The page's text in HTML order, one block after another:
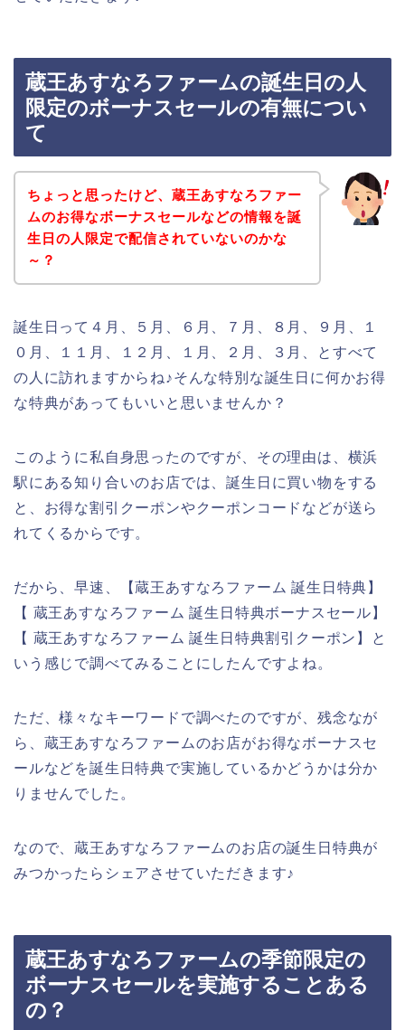
蔵王あすなろファームの誕生日の人
限定のボーナスセールの有無につい
て
ちょっと思ったけど、蔵王あすなろファー
ムのお得なボーナスセールなどの情報を誕
生日の人限定で配信されていないのかな
～？
誕生日って４月、５月、６月、７月、８月、９月、１
０月、１１月、１２月、１月、２月、３月、とすべて
の人に訪れますからね♪そんな特別な誕生日に何かお得
な特典があってもいいと思いませんか？
このように私自身思ったのですが、その理由は、横浜
駅にある知り合いのお店では、誕生日に買い物をする
と、お得な割引クーポンやクーポンコードなどが送ら
れてくるからです。
だから、早速、【蔵王あすなろファーム 誕生日特典】
【 蔵王あすなろファーム 誕生日特典ボーナスセール】
【 蔵王あすなろファーム 誕生日特典割引クーポン】と
いう感じで調べてみることにしたんですよね。
ただ、様々なキーワードで調べたのですが、残念なが
ら、蔵王あすなろファームのお店がお得なボーナスセ
ールなどを誕生日特典で実施しているかどうかは分か
りませんでした。
なので、蔵王あすなろファームのお店の誕生日特典が
みつかったらシェアさせていただきます♪
蔵王あすなろファームの季節限定の
ボーナスセールを実施することある
の？